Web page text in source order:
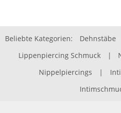
Beliebte Kategorien: Dehnstäbe
Lippenpiercing Schmuck
|
Nippelpiercings
|